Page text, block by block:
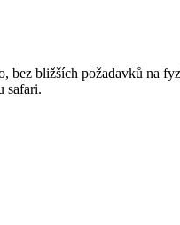
bez bližších požadavků na
safari.